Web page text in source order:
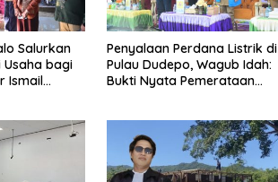
Salurkan
Usaha bagi
Ismail
Penyalaan Perdana Listrik di
Pulau Dudepo, Wagub Idah:
Bukti Nyata Pemerataan